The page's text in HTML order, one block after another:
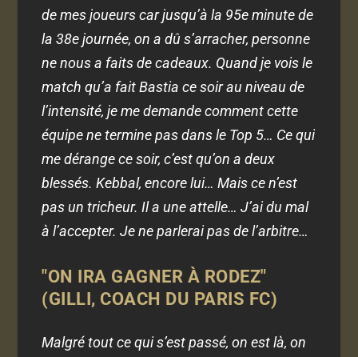
de mes joueurs car jusqu’à la 95e minute de
la 38e journée, on a dû s’arracher, personne
ne nous a faits de cadeaux. Quand je vois le
match qu’a fait Bastia ce soir au niveau de
l’intensité, je me demande comment cette
équipe ne termine pas dans le Top 5… Ce qui
me dérange ce soir, c’est qu’on a deux
blessés. Kebbal, encore lui… Mais ce n’est
pas un tricheur. Il a une attelle… J’ai du mal
à l’accepter. Je ne parlerai pas de l’arbitre…
"ON IRA GAGNER À RODEZ"
(GILLI, COACH DU PARIS FC)
Malgré tout ce qui s’est passé, on est là, on